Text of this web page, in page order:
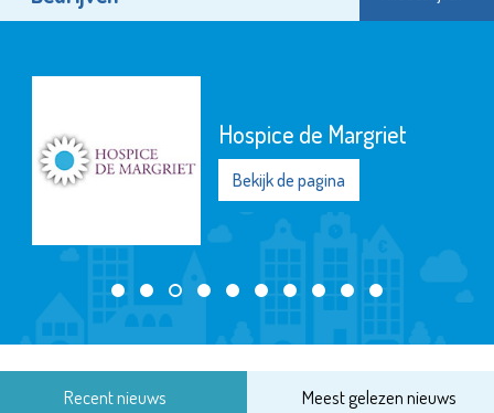
Hospice de Margriet
Bekijk de pagina
Recent nieuws Meest gelezen nieuws